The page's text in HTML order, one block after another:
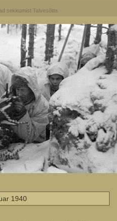
sekkumist Talvesõtta
1940